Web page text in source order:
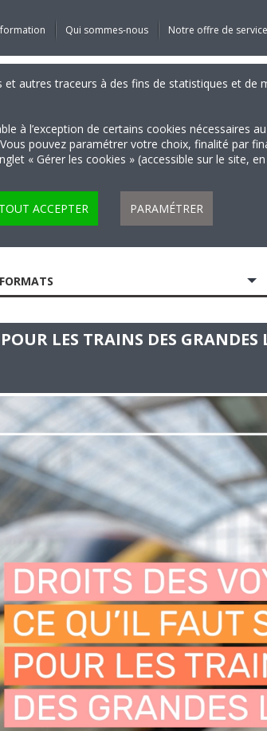
Qui sommes-nous Notre offre de
autres traceurs à des fins de statistiques et de
à l’exception de certains cookies nécessaires
pouvez paramétrer votre choix, finalité par
« Gérer les cookies » (accessible sur le site,
TOUT ACCEPTER PARAMÉTRER
FORMATS
LES TRAINS DES